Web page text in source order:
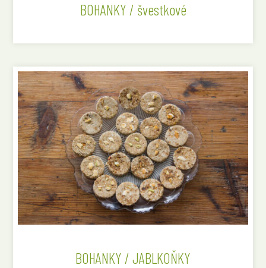
BOHANKY / švestkové
BOHANKY / JABLKOŇKY